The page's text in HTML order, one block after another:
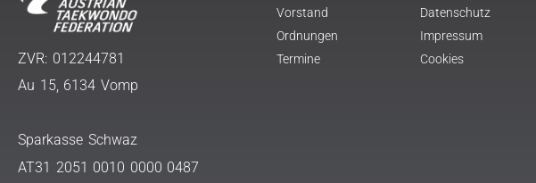
ZVR: 012244781
Au 15, 6134 Vomp
Sparkasse Schwaz
AT31 2051 0010 0000 0487
Vorstand
Ordnungen
Termine
Datenschutz
Impressum
Cookies